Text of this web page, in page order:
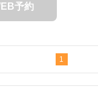
予約
1